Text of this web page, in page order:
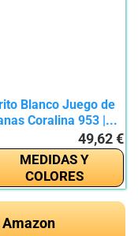
Blanco Juego de
Coralina 953 |...
49,62 €
MEDIDAS Y
COLORES